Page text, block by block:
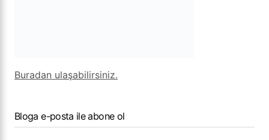
Buradan ulaşabilirsiniz.
Bloga e-posta ile abone ol